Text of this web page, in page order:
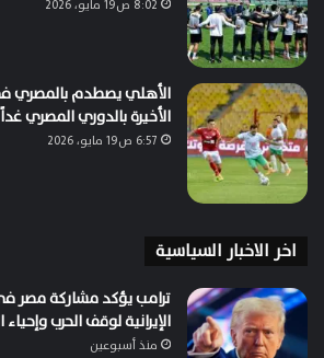
8:02 ص19 مايو، 2026
الأهلي يصطدم بالمصري
الأخيرة بالدوري المصري غداً
6:57 ص19 مايو، 2026
اخر الاخبار السياسية
ترامب يؤكد مشاركة مصر
الإيرانية لوقف الحرب
منذ أسبوعين